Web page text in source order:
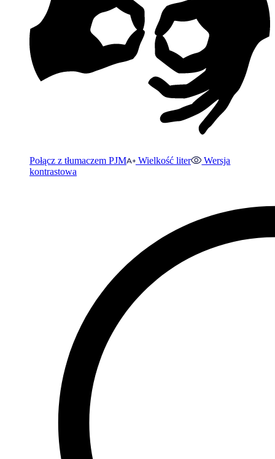
Połącz z tłumaczem PJM Wielkość liter
Wersja
kontrastowa